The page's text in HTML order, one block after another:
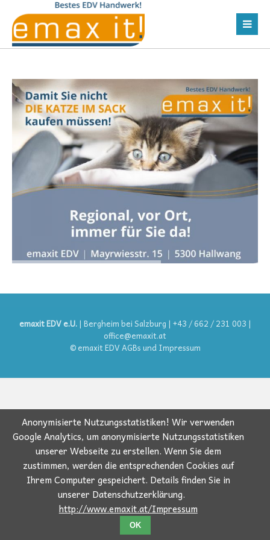
emaxit EDV e.U.| Bergheim bei Salzburg | +43 / 662 / 231 003 |
office@emaxit.at
© emaxit EDVAGBsundImpressum
Anonymisierte Nutzungsstatistiken! Wir verwenden
Google Analytics, um anonymisierte Nutzungsstatistiken
unserer Webseite zu erstellen. Wenn Sie dem
zustimmen, werden die entsprechenden Cookies auf
Ihrem Computer gespeichert. Details finden Sie in
unserer Datenschutzerklärung.
http://www.emaxit.at/Impressum
OK